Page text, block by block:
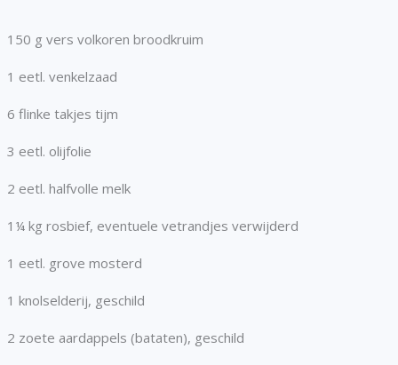
150 g vers volkoren broodkruim
1 eetl. venkelzaad
6 flinke takjes tijm
3 eetl. olijfolie
2 eetl. halfvolle melk
1¼ kg rosbief, eventuele vetrandjes verwijderd
1 eetl. grove mosterd
1 knolselderij, geschild
2 zoete aardappels (bataten), geschild